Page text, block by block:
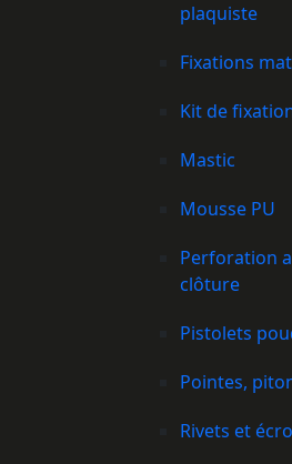
plaquiste
Fixations
Kit de
Mastic
Mousse PU
Perforation
clôture
Pistolets
Pointes,
Rivets et